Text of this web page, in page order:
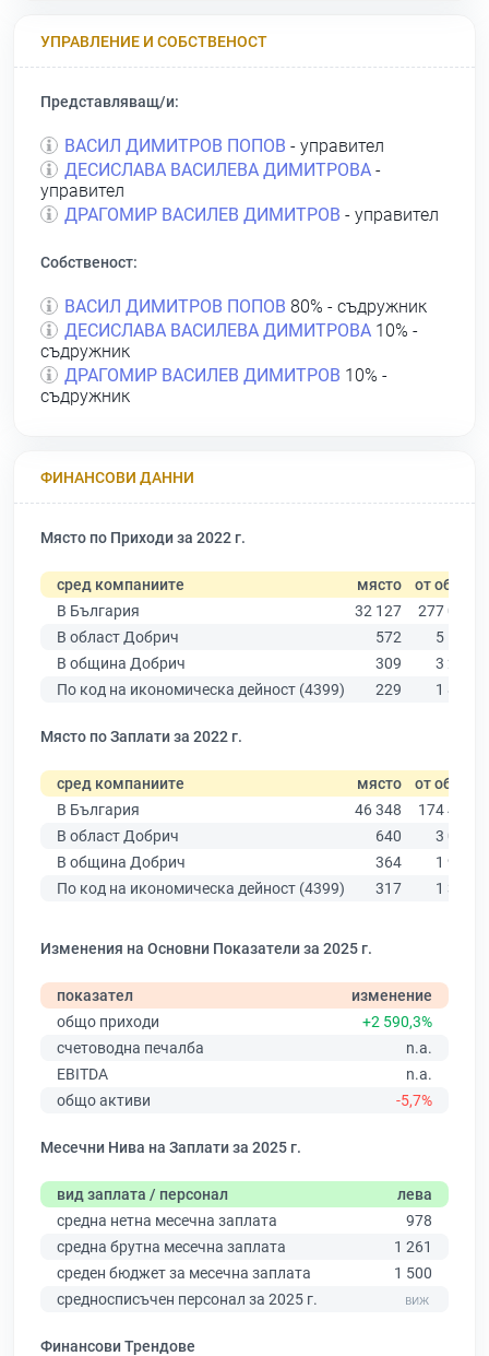
УПРАВЛЕНИЕ И СОБСТВЕНОСТ
Представляващ/и:
ВАСИЛ ДИМИТРОВ ПОПОВ - управител
ДЕСИСЛАВА ВАСИЛЕВА ДИМИТРОВА -
управител
ДРАГОМИР ВАСИЛЕВ ДИМИТРОВ - управител
Собственост:
ВАСИЛ ДИМИТРОВ ПОПОВ 80% - съдружник
ДЕСИСЛАВА ВАСИЛЕВА ДИМИТРОВА 10% -
съдружник
ДРАГОМИР ВАСИЛЕВ ДИМИТРОВ 10% -
съдружник
ФИНАНСОВИ ДАННИ
Място по Приходи за 2022 г.
сред компаниите място от общо
В България
32 127
277 019
В област Добрич
572
5 156
В община Добрич
309
3 239
По код на икономическа дейност (4399)
229 1 839
Място по Заплати за 2022 г.
сред компаниите място от общо
В България
46 348
174 403
В област Добрич
640
3 081
В община Добрич
364
1 913
По код на икономическа дейност (4399)
317 1 397
Изменения на Основни Показатели за 2025 г.
показател
изменение
общо приходи
+2 590,3%
счетоводна печалба
n.a.
EBITDA
n.a.
общо активи
-5,7%
Месечни Нива на Заплати за 2025 г.
вид заплата / персонал
лева
средна нетна месечна заплата
978
средна брутна месечна заплата
1 261
среден бюджет за месечна заплата
1 500
средносписъчен персонал за 2025 г.
Финансови Трендове